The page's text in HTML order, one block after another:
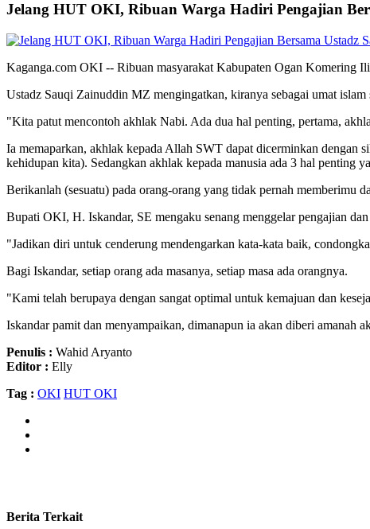
Jelang HUT OKI, Ribuan Warga Hadiri Pengajian
Kaganga.com OKI -- Ribuan masyarakat Kabupaten Ogan Komering
Ustadz Sauqi Zainuddin MZ mengingatkan, kiranya sebagai umat
"Kita patut mencontoh akhlak Nabi. Ada dua hal penting, pertama,
Ia memaparkan, akhlak kepada Allah SWT dapat dicerminkan dengan
kehidupan kita). Sedangkan akhlak kepada manusia ada 3 hal penting
Berikanlah (sesuatu) pada orang-orang yang tidak pernah memberimu
Bupati OKI, H. Iskandar, SE mengaku senang menggelar pengajian
"Jadikan diri untuk cenderung mendengarkan kata-kata baik,
Bagi Iskandar, setiap orang ada masanya, setiap masa ada orangnya.
"Kami telah berupaya dengan sangat optimal untuk kemajuan dan
Iskandar pamit dan menyampaikan, dimanapun ia akan diberi amanah
Penulis : Wahid Aryanto
Editor : Elly
Tag : OKI HUT OKI
Berita Terkait